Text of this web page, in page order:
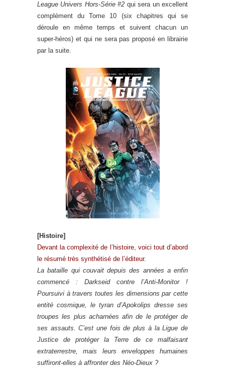
League Univers Hors-Série #2 qui sera un excellent
complément du Tome 10 (six chapitres qui se
déroule en même temps et suivent chacun un
super-héros) et qui ne sera pas proposé en librairie
par la suite.
[Histoire]
Devant la complexité de l’histoire, voici tout d’abord
le résumé très synthétisé de l’éditeur.
La bataille qui couvait depuis des années a enfin
commencé : Darkseid contre l’Anti-Monitor !
Poursuivi à travers toutes les dimensions par cette
entité cosmique, le tyran d’Apokolips dresse ses
troupes les plus acharnées afin de le protéger de
ses assauts. C’est une fois de plus à la Ligue de
Justice de protéger la Terre de ce malfaisant
extraterrestre, mais leurs enveloppes humaines
suffiront-elles à affronter des Néo-Dieux ?